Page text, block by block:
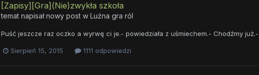
[Zapisy][Gra](Nie)zwykła szkoła
temat napisał nowy post w Luźna gra ról
Puść jeszcze raz oczko a wyrwę ci je.- powiedziała z uśmiechem.- Chodźmy
Sierpień 15, 2015 1111 odpowiedzi